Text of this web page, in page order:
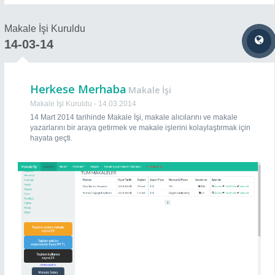
mazlum4734
Kayıt Tarihi : 2015-04-12
OguzhanKoc
c92
Kayıt Tarihi : 2014-12-18
Makale İşi Kuruldu
14-03-14
Herkese Merhaba Makale İşi
Makale İşi Kuruldu - 14.03.2014
14 Mart 2014 tarihinde Makale İşi, makale alıcılarını ve makale
yazarlarını bir araya getirmek ve makale işlerini kolaylaştırmak için
hayata geçti.